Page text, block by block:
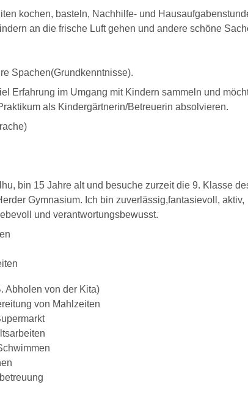
kochen, basteln, Nachhilfe- und
an die frische Luft gehen und andere schöne
Spachen(Grundkenntnisse).
Erfahrung im Umgang mit Kindern sammeln und
als Kindergärtnerin/Betreuerin absolvieren.
bin 15 Jahre alt und besuche zurzeit die 9. Klasse
Gymnasium. Ich bin zuverlässig,fantasievoll, aktiv,
und verantwortungsbewusst.
Abholen von der Kita)
von Mahlzeiten